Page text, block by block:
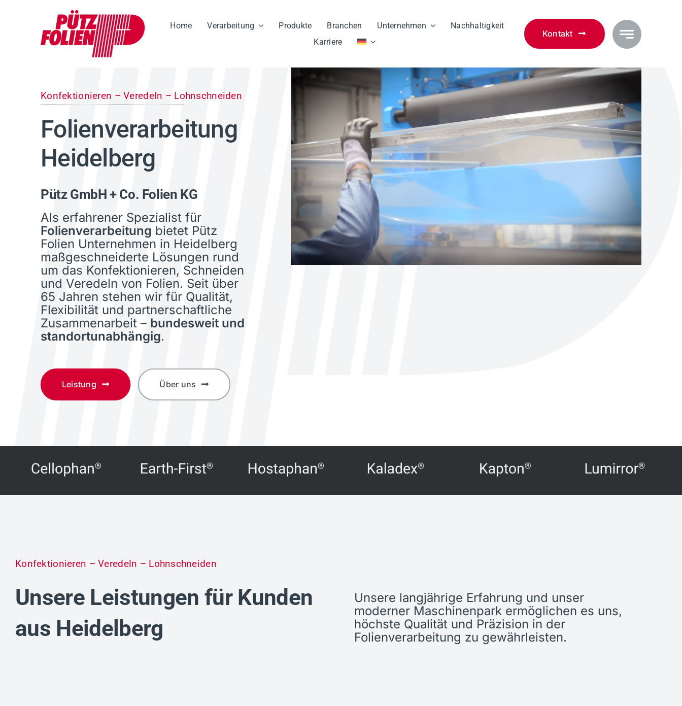
Home Verarbeitung Produkte Branchen Unternehmen
Nach­haltigkeit
Karriere
Kontakt
Konfektionieren – Veredeln – Lohnschneiden
Folien­­­ver­ar­bei­tung
Heidelberg
Pütz GmbH + Co. Folien KG
Als erfahrener Spezialist für
Folienverarbeitung bietet Pütz
Folien Unternehmen in Heidelberg
maßgeschneiderte Lösungen rund
um das Konfektionieren, Schneiden
und Veredeln von Folien. Seit über
65 Jahren stehen wir für Qualität,
Flexibilität und partnerschaftliche
Zusammenarbeit – bundesweit und
standortunabhängig.
Leistung Über uns
Konfektionieren – Veredeln – Lohnschneiden
Unsere Leistungen für Kunden
aus Heidelberg
Unsere langjährige Erfahrung und unser
moderner Maschinenpark ermöglichen es uns,
höchste Qualität und Präzision in der
Folienverarbeitung zu gewährleisten.